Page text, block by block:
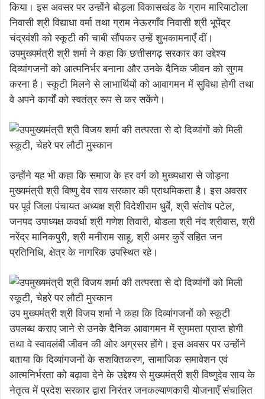
किया। इस अवसर पर उन्होंने बोड़ला विकासखंड के ग्राम मारियाटोला
निवासी श्री विद्याधा वर्मा तथा ग्राम नेऊरगाँव निवासी श्री भूपेंद्र
चंद्रवंशी को स्कूटी की चाबी सौंपकर उन्हें शुभकामनाएँ दीं।
उपमुख्यमंत्री श्री शर्मा ने कहा कि छत्तीसगढ़ सरकार का उद्देश्य
दिव्यांगजनों को आत्मनिर्भर बनाना और उनके दैनिक जीवन को सुगम
करना है। स्कूटी मिलने से लाभार्थियों को आवागमन में सुविधा होगी तथा
वे अपने कार्यों को स्वतंत्र रूप से कर सकेंगे।
उन्होंने यह भी कहा कि समाज के हर वर्ग को मुख्यधारा से जोड़ना
मुख्यमंत्री श्री विष्णु देव साय सरकार की प्राथमिकता है। इस अवसर
पर पूर्व जिला पंचायत अध्यक्ष श्री विदेशीराम धुर्वे, श्री संतोष पटेल,
जनपद उपाध्यक्ष कवर्धा श्री गणेश तिवारी, बोडला श्री नंद श्रीवास, श्री
नरेंद्र मानिकपुरी, श्री मनीराम साहू, श्री अमर कुर्रे सहित जन
प्रतिनिधि, क्षेत्र के नागरिक उपस्थित रहे।
उप मुख्यमंत्री श्री विजय शर्मा ने कहा कि दिव्यांगजनों को स्कूटी
उपलब्ध कराए जाने से उनके दैनिक आवागमन में सुगमता प्राप्त होगी
तथा वे स्वावलंबी जीवन की ओर अग्रसर होंगे। इस अवसर पर उन्होंने
बताया कि दिव्यांगजनों के सशक्तिकरण, सामाजिक समावेशन एवं
आत्मनिर्भरता को बढ़ावा देने के उद्देश्य से मुख्यमंत्री श्री विष्णुदेव साय के
नेतृत्व में प्रदेश सरकार द्वारा निरंतर जनकल्याणकारी योजनाएँ संचालित